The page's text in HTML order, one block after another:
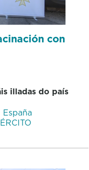
con
illadas do país
España